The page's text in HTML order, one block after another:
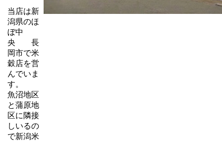
当店は新
潟県のほ
ぼ中
央 長
岡市で米
穀店を営
んでいま
す。
魚沼地区
と蒲原地
区に隣接
しいるの
で新潟米